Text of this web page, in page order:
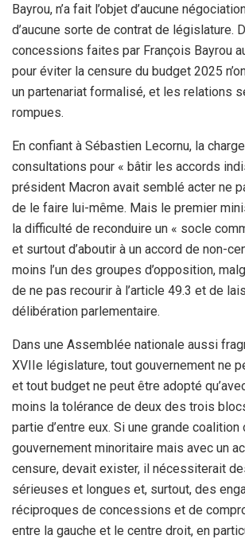
Bayrou, n’a fait l’objet d’aucune
d’aucune sorte de contrat de législature.
concessions faites par François Bayrou
pour éviter la censure du budget 2025
un partenariat formalisé, et les relations
rompues.
En confiant à Sébastien Lecornu, la
consultations pour « bâtir les accords
président Macron avait semblé acter ne
de le faire lui-même. Mais le premier
la difficulté de reconduire un « socle
et surtout d’aboutir à un accord de non-
moins l’un des groupes d’opposition,
de ne pas recourir à l’article 49.3 et de
délibération parlementaire.
Dans une Assemblée nationale aussi
XVIIe législature, tout gouvernement ne
et tout budget ne peut être adopté
moins la tolérance de deux des trois
partie d’entre eux. Si une grande coalition
gouvernement minoritaire mais avec un
censure, devait exister, il nécessiterait
sérieuses et longues et, surtout, des
réciproques de concessions et de
entre la gauche et le centre droit, en